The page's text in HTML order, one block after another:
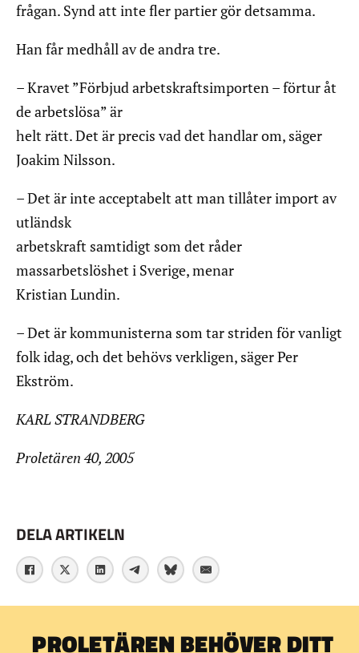
frågan. Synd att inte fler partier gör detsamma.
Han får medhåll av de andra tre.
– Kravet ”Förbjud arbetskraftsimporten – förtur åt
de arbetslösa” är
helt rätt. Det är precis vad det handlar om, säger
Joakim Nilsson.
– Det är inte acceptabelt att man tillåter import av
utländsk
arbetskraft samtidigt som det råder
massarbetslöshet i Sverige, menar
Kristian Lundin.
– Det är kommunisterna som tar striden för vanligt
folk idag, och det behövs verkligen, säger Per
Ekström.
KARL STRANDBERG
Proletären 40, 2005
DELA ARTIKELN
PROLETÄREN BEHÖVER DITT